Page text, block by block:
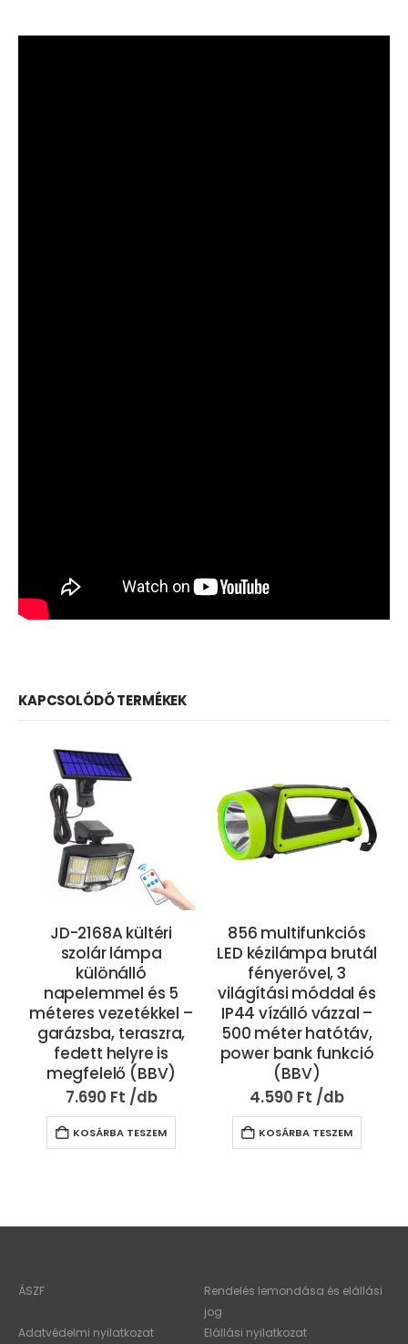
KAPCSOLÓDÓ TERMÉKEK
JD-2168A kültéri
szolár lámpa
különálló
napelemmel és 5
méteres vezetékkel –
garázsba, teraszra,
fedett helyre is
megfelelő (BBV)
7.690 Ft
KOSÁRBA TESZEM
856 multifunkciós
LED kézilámpa brutál
fényerővel, 3
világítási móddal és
IP44 vízálló vázzal –
500 méter hatótáv,
power bank funkció
(BBV)
4.590 Ft
KOSÁRBA TESZEM
ÁSZF
Rendelés lemondása és elállási
jog
Adatvédelmi nyilatkozat
Elállási nyilatkozat